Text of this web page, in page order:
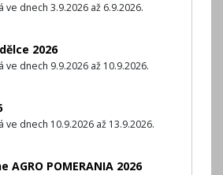
ve dnech 3.9.2026 až 6.9.2026.
2026
ve dnech 9.9.2026 až 10.9.2026.
ve dnech 10.9.2026 až 13.9.2026.
AGRO POMERANIA 2026